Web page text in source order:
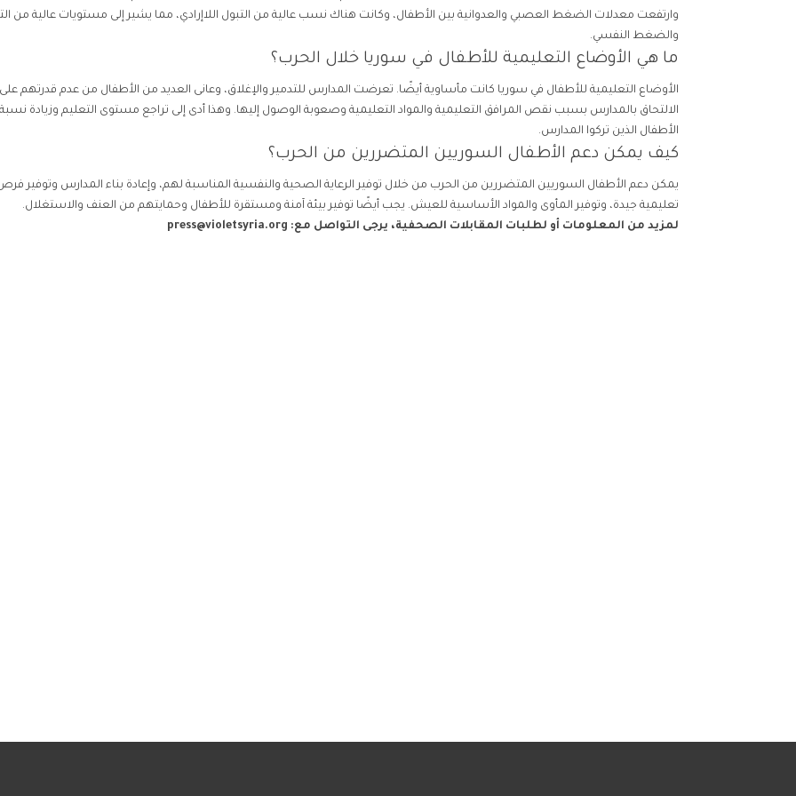
وارتفعت معدلات الضغط العصبي والعدوانية بين الأطفال، وكانت هناك نسب عالية من التبول اللاإرادي، مما يشير إلى مستويات عالية من
والضغط النفسي.
ما هي الأوضاع التعليمية للأطفال في سوريا خلال الحرب؟
الأوضاع التعليمية للأطفال في سوريا كانت مأساوية أيضًا. تعرضت المدارس للتدمير والإغلاق، وعانى العديد من الأطفال من عدم قدرتهم على
الالتحاق بالمدارس بسبب نقص المرافق التعليمية والمواد التعليمية وصعوبة الوصول إليها. وهذا أدى إلى تراجع مستوى التعليم وزيادة نسبة
الأطفال الذين تركوا المدارس.
كيف يمكن دعم الأطفال السوريين المتضررين من الحرب؟
يمكن دعم الأطفال السوريين المتضررين من الحرب من خلال توفير الرعاية الصحية والنفسية المناسبة لهم، وإعادة بناء المدارس وتوفير
تعليمية جيدة، وتوفير المأوى والمواد الأساسية للعيش. يجب أيضًا توفير بيئة آمنة ومستقرة للأطفال وحمايتهم من العنف والاستغلال.
لمزيد من المعلومات أو لطلبات المقابلات الصحفية، يرجى التواصل مع: press@violetsyria.org